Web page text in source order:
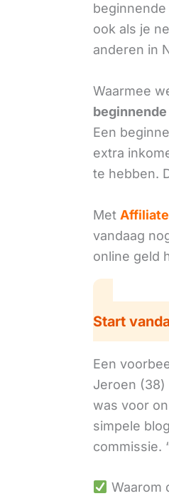
ook als je
anderen in
Waarmee
Een
extra
te hebben.
Met
vandaag
online geld
Start
Een
Jeroen (38)
was voor
simpele
commissie.
Waarom